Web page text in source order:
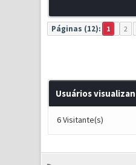
Páginas (12): 1 2
Usuários
6 Visitante(s)